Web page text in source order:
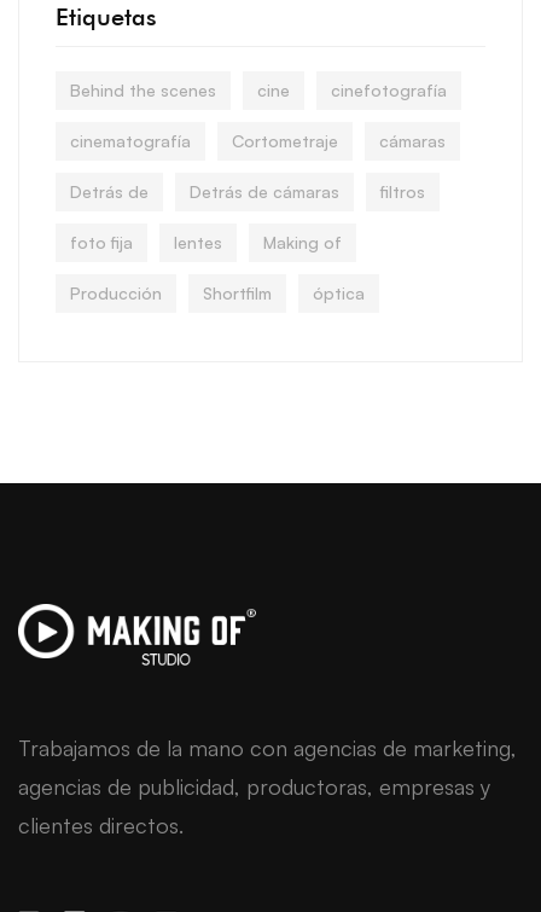
Etiquetas
Behind the scenes cine cinefotografía
cinematografía Cortometraje cámaras
Detrás de Detrás de cámaras filtros
foto fija lentes Making of
Producción Shortfilm óptica
Trabajamos de la mano con agencias de marketing,
agencias de publicidad, productoras, empresas y
clientes directos.